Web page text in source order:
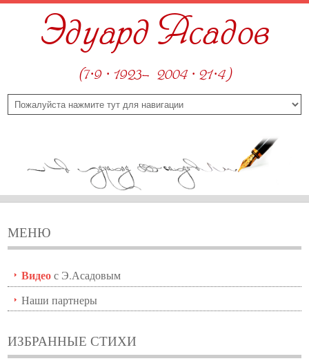
Эдуард Асадов
(7·9 · 1923—2004 · 21·4)
МЕНЮ
Видеос Э.Асадовым
Наши партнеры
ИЗБРАННЫЕ СТИХИ